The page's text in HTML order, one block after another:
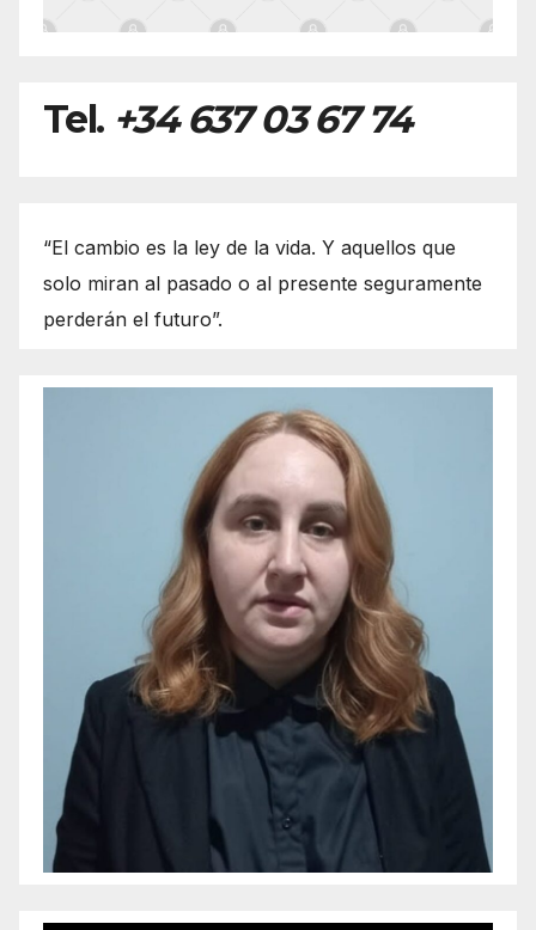
Tel. +34 637 03 67 74
“El cambio es la ley de la vida. Y aquellos que
solo miran al pasado o al presente seguramente
perderán el futuro”.